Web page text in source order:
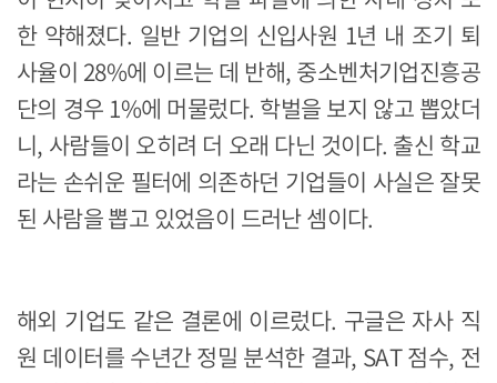
한 약해졌다. 일반 기업의 신입사원 1년 내 조기 퇴
사율이 28%에 이르는 데 반해, 중소벤처기업진흥공
단의 경우 1%에 머물렀다. 학벌을 보지 않고 뽑았더
니, 사람들이 오히려 더 오래 다닌 것이다. 출신 학교
라는 손쉬운 필터에 의존하던 기업들이 사실은 잘못
된 사람을 뽑고 있었음이 드러난 셈이다.
해외 기업도 같은 결론에 이르렀다. 구글은 자사 직
원 데이터를 수년간 정밀 분석한 결과, SAT 점수, 전